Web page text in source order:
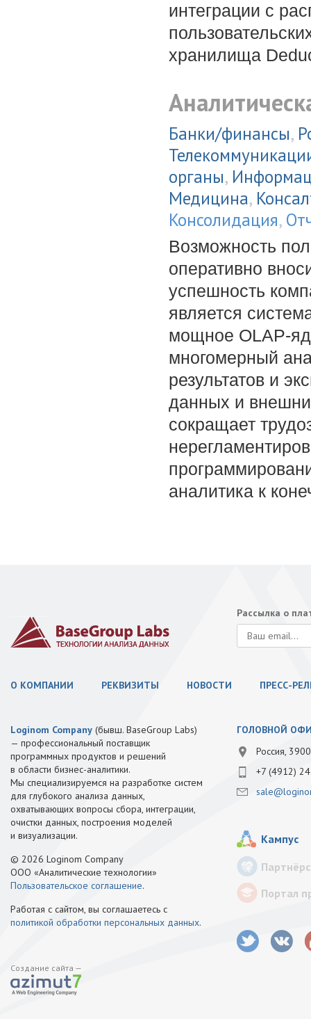
интеграции с
хранилища
Банки/финансы,
органы,
Медицина,
Консолидация,
Возможность
оперативно
успешность
является
мощное OLAP-
многомерный
результатов и
данных и
сокращает
аналитика к
Рассылка о
О КОМПАНИИ РЕКВИЗИТЫ НОВОСТИ ПРЕСС-
Loginom Company (бывш. BaseGroup Labs)
— профессиональный поставщик
программных продуктов и решений
в области бизнес-аналитики.
Мы специализируемся на разработке систем
для глубокого анализа данных,
охватывающих вопросы сбора, интеграции,
очистки данных, построения моделей
и визуализации.
© 2026 Loginom Company
ООО «Аналитические технологии»
Пользовательское соглашение.
Работая с сайтом, вы соглашаетесь с
политикой обработки персональных данных.
Создание сайта —
ГОЛОВНОЙ
Россия,
+7 (4912)
Кампус
Портал